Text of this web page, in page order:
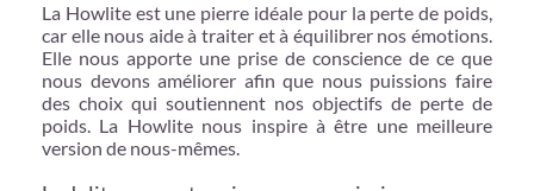
La Howlite est une pierre idéale pour la perte de poids,
car elle nous aide à traiter et à équilibrer nos émotions.
Elle nous apporte une prise de conscience de ce que
nous devons améliorer afin que nous puissions faire
des choix qui soutiennent nos objectifs de perte de
poids. La Howlite nous inspire à être une meilleure
version de nous-mêmes.